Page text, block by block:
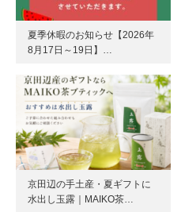
夏季休暇のお知らせ【2026年
8月17日～19日】…
京田辺の手土産・夏ギフトに
水出し玉露｜MAIKO茶…